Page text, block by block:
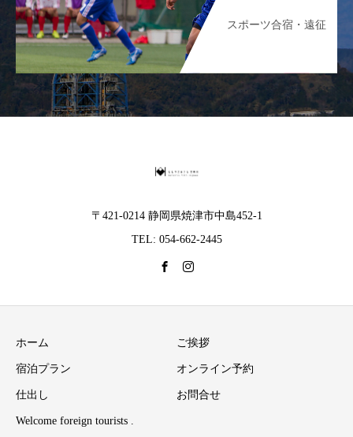
スポーツ合宿・遠征
〒421-0214 静岡県焼津市中島452-1
TEL: 054-662-2445
ホーム ご挨拶
宿泊プラン オンライン予約
仕出し お問合せ
Welcome foreign tourists .